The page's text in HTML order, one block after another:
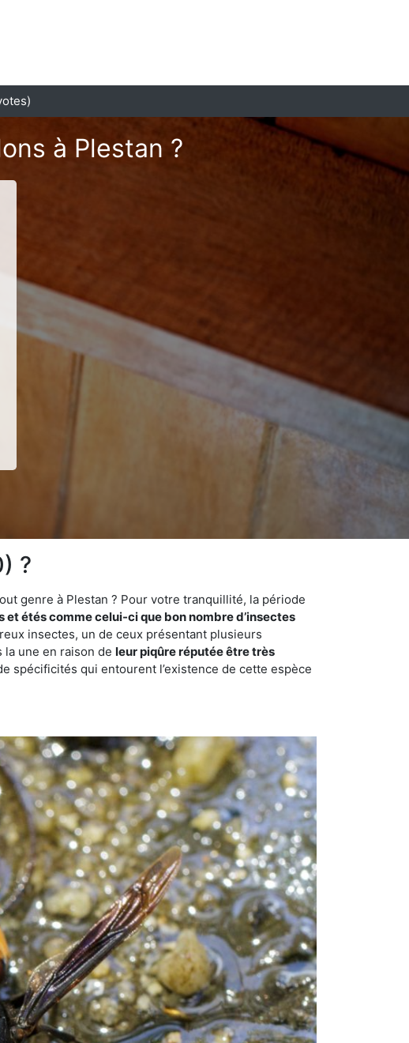
à Plestan ?
?
genre à Plestan ? Pour votre tranquillité, la période
et étés comme celui-ci que bon nombre d’insectes
insectes, un de ceux présentant plusieurs
une en raison de leur piqûre réputée être très
spécificités qui entourent l’existence de cette espèce